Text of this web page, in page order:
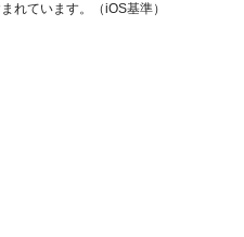
れています。（iOS基準）